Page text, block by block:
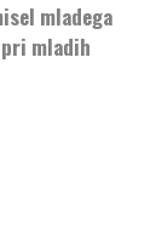
mladega
mladih